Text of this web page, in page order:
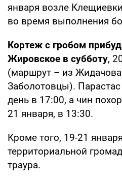
января возле
во время выполнения
Кортеж с гробом
Жировское в субботу,
(маршрут – из Жидачова
Заболотовцы).
день в 17:00, а чин
21 января, в 13:30.
Кроме того, 19-21
территориальной
траура.